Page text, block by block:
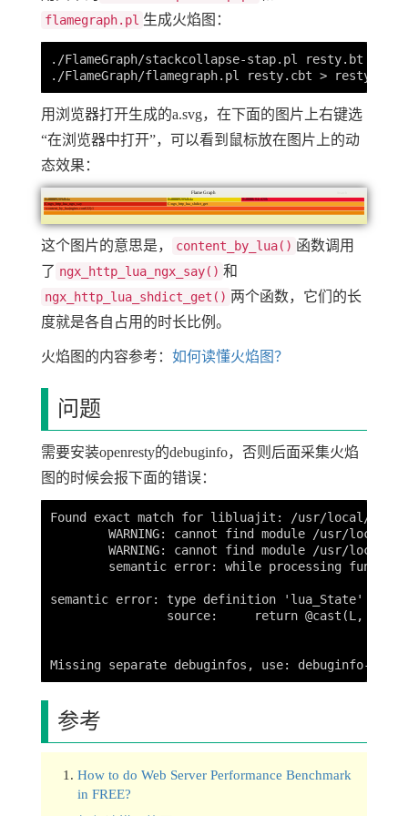
flamegraph.pl 生成火焰图：
./FlameGraph/stackcollapse-stap.pl resty.bt
用浏览器打开生成的a.svg，在下面的图片上右键选
“在浏览器中打开”，可以看到鼠标放在图片上的动
态效果：
这个图片的意思是， content_by_lua() 函数调用
了 ngx_http_lua_ngx_say() 和
ngx_http_lua_shdict_get() 两个函数，它们的长
度就是各自占用的时长比例。
火焰图的内容参考： 如何读懂火焰图？
问题
需要安装openresty的debuginfo，否则后面采集火焰
图的时候会报下面的错误：
Found exact match for libluajit: /usr/local/
semantic error: type definition 'lua_State' not
参考
How to do Web Server Performance Benchmark
in FREE?